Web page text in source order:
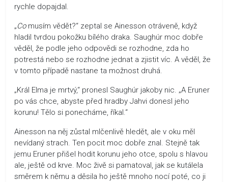
rychle dopajdal.
„Comusím vědět?“ zeptal se Ainesson otráveně, když
hladil tvrdou pokožku bílého draka. Saughúr moc dobře
věděl, že podle jeho odpovědi se rozhodne, zda ho
potrestá nebo se rozhodne jednat a zjistit víc. A věděl, že
v tomto případě nastane ta možnost druhá.
„Král Elma je mrtvý,“ pronesl Saughúr jakoby nic. „A Eruner
po vás chce, abyste před hradby Jahvi donesl jeho
korunu! Tělo si ponecháme, říkal.“
Ainesson na něj zůstal mlčenlivě hledět, ale v oku měl
nevídaný strach. Ten pocit moc dobře znal. Stejně tak
jemu Eruner přišel hodit korunu jeho otce, spolu s hlavou
ale, ještě od krve. Moc živě si pamatoval, jak se kutálela
směrem k němu a děsila ho ještě mnoho nocí poté, co ji